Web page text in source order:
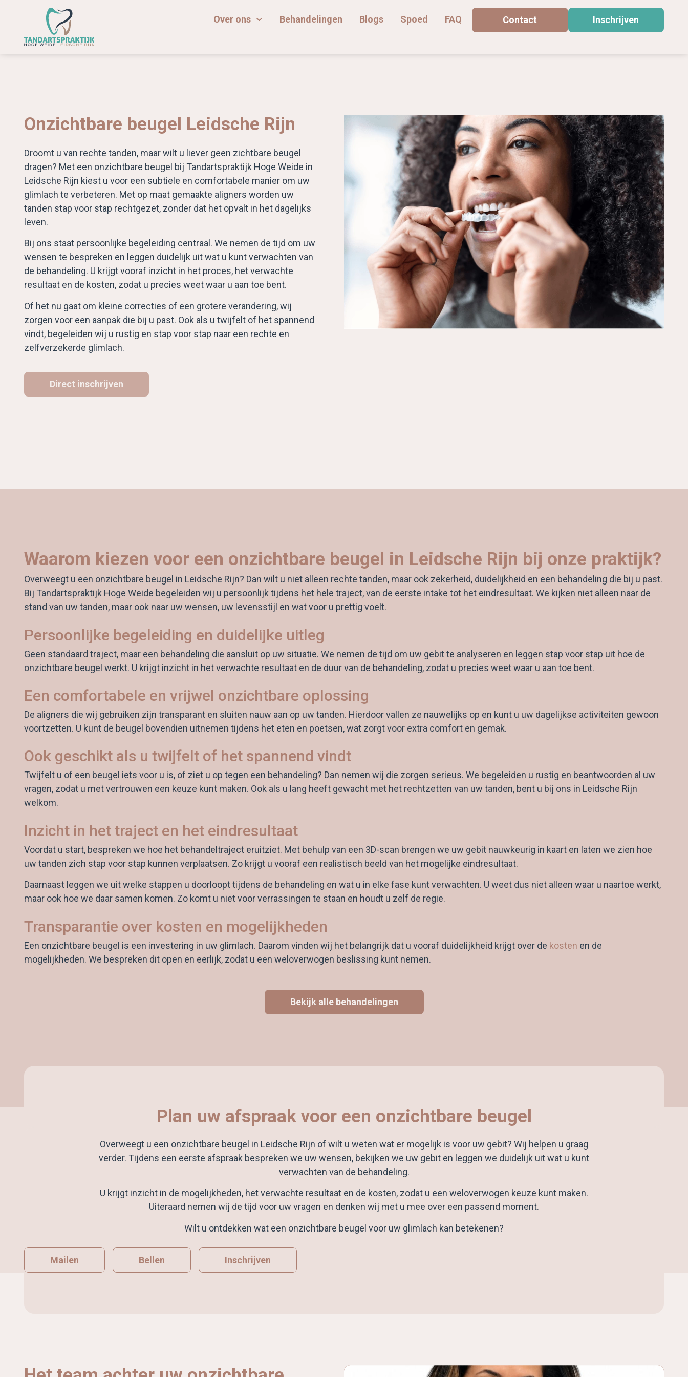
Over ons Behandelingen Blogs Spoed FAQ Contact Inschrijven
Onzichtbare beugel Leidsche Rijn
Droomt u van rechte tanden, maar wilt u liever geen zichtbare beugel
dragen? Met een onzichtbare beugel bij Tandartspraktijk Hoge Weide in
Leidsche Rijn kiest u voor een subtiele en comfortabele manier om uw
glimlach te verbeteren. Met op maat gemaakte aligners worden uw
tanden stap voor stap rechtgezet, zonder dat het opvalt in het dagelijks
leven.
Bij ons staat persoonlijke begeleiding centraal. We nemen de tijd om uw
wensen te bespreken en leggen duidelijk uit wat u kunt verwachten van
de behandeling. U krijgt vooraf inzicht in het proces, het verwachte
resultaat en de kosten, zodat u precies weet waar u aan toe bent.
Of het nu gaat om kleine correcties of een grotere verandering, wij
zorgen voor een aanpak die bij u past. Ook als u twijfelt of het spannend
vindt, begeleiden wij u rustig en stap voor stap naar een rechte en
zelfverzekerde glimlach.
Direct inschrijven
Waarom kiezen voor een onzichtbare beugel in Leidsche Rijn bij onze praktijk?
Overweegt u een onzichtbare beugel in Leidsche Rijn? Dan wilt u niet alleen rechte tanden, maar ook zekerheid, duidelijkheid en een behandeling die bij u past.
Bij Tandartspraktijk Hoge Weide begeleiden wij u persoonlijk tijdens het hele traject, van de eerste intake tot het eindresultaat. We kijken niet alleen naar de
stand van uw tanden, maar ook naar uw wensen, uw levensstijl en wat voor u prettig voelt.
Persoonlijke begeleiding en duidelijke uitleg
Geen standaard traject, maar een behandeling die aansluit op uw situatie. We nemen de tijd om uw gebit te analyseren en leggen stap voor stap uit hoe de
onzichtbare beugel werkt. U krijgt inzicht in het verwachte resultaat en de duur van de behandeling, zodat u precies weet waar u aan toe bent.
Een comfortabele en vrijwel onzichtbare oplossing
De aligners die wij gebruiken zijn transparant en sluiten nauw aan op uw tanden. Hierdoor vallen ze nauwelijks op en kunt u uw dagelijkse activiteiten gewoon
voortzetten. U kunt de beugel bovendien uitnemen tijdens het eten en poetsen, wat zorgt voor extra comfort en gemak.
Ook geschikt als u twijfelt of het spannend vindt
Twijfelt u of een beugel iets voor u is, of ziet u op tegen een behandeling? Dan nemen wij die zorgen serieus. We begeleiden u rustig en beantwoorden al uw
vragen, zodat u met vertrouwen een keuze kunt maken. Ook als u lang heeft gewacht met het rechtzetten van uw tanden, bent u bij ons in Leidsche Rijn
welkom.
Inzicht in het traject en het eindresultaat
Voordat u start, bespreken we hoe het behandeltraject eruitziet. Met behulp van een 3D-scan brengen we uw gebit nauwkeurig in kaart en laten we zien hoe
uw tanden zich stap voor stap kunnen verplaatsen. Zo krijgt u vooraf een realistisch beeld van het mogelijke eindresultaat.
Daarnaast leggen we uit welke stappen u doorloopt tijdens de behandeling en wat u in elke fase kunt verwachten. U weet dus niet alleen waar u naartoe werkt,
maar ook hoe we daar samen komen. Zo komt u niet voor verrassingen te staan en houdt u zelf de regie.
Transparantie over kosten en mogelijkheden
Een onzichtbare beugel is een investering in uw glimlach. Daarom vinden wij het belangrijk dat u vooraf duidelijkheid krijgt over de kosten en de
mogelijkheden. We bespreken dit open en eerlijk, zodat u een weloverwogen beslissing kunt nemen.
Bekijk alle behandelingen
Plan uw afspraak voor een onzichtbare beugel
Overweegt u een onzichtbare beugel in Leidsche Rijn of wilt u weten wat er mogelijk is voor uw gebit? Wij helpen u graag
verder. Tijdens een eerste afspraak bespreken we uw wensen, bekijken we uw gebit en leggen we duidelijk uit wat u kunt
verwachten van de behandeling.
U krijgt inzicht in de mogelijkheden, het verwachte resultaat en de kosten, zodat u een weloverwogen keuze kunt maken.
Uiteraard nemen wij de tijd voor uw vragen en denken wij met u mee over een passend moment.
Wilt u ontdekken wat een onzichtbare beugel voor uw glimlach kan betekenen?
Mailen Bellen Inschrijven